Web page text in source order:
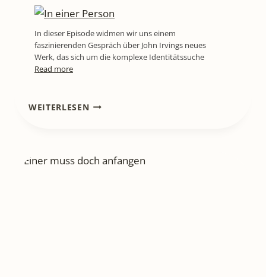
In dieser Episode widmen wir uns einem
faszinierenden Gespräch über John Irvings neues
Werk, das sich um die komplexe Identitätssuche
Read more
WEITERLESENLITL789
EINE